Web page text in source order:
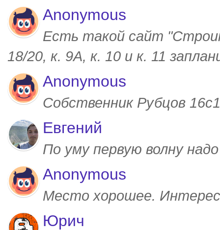
Anonymous
Есть такой сайт
18/20, к. 9А, к. 10 и к. 11
Anonymous
Собственник Рубцов
Евгений
По уму первую волну
Anonymous
Место хорошее.
Юрич